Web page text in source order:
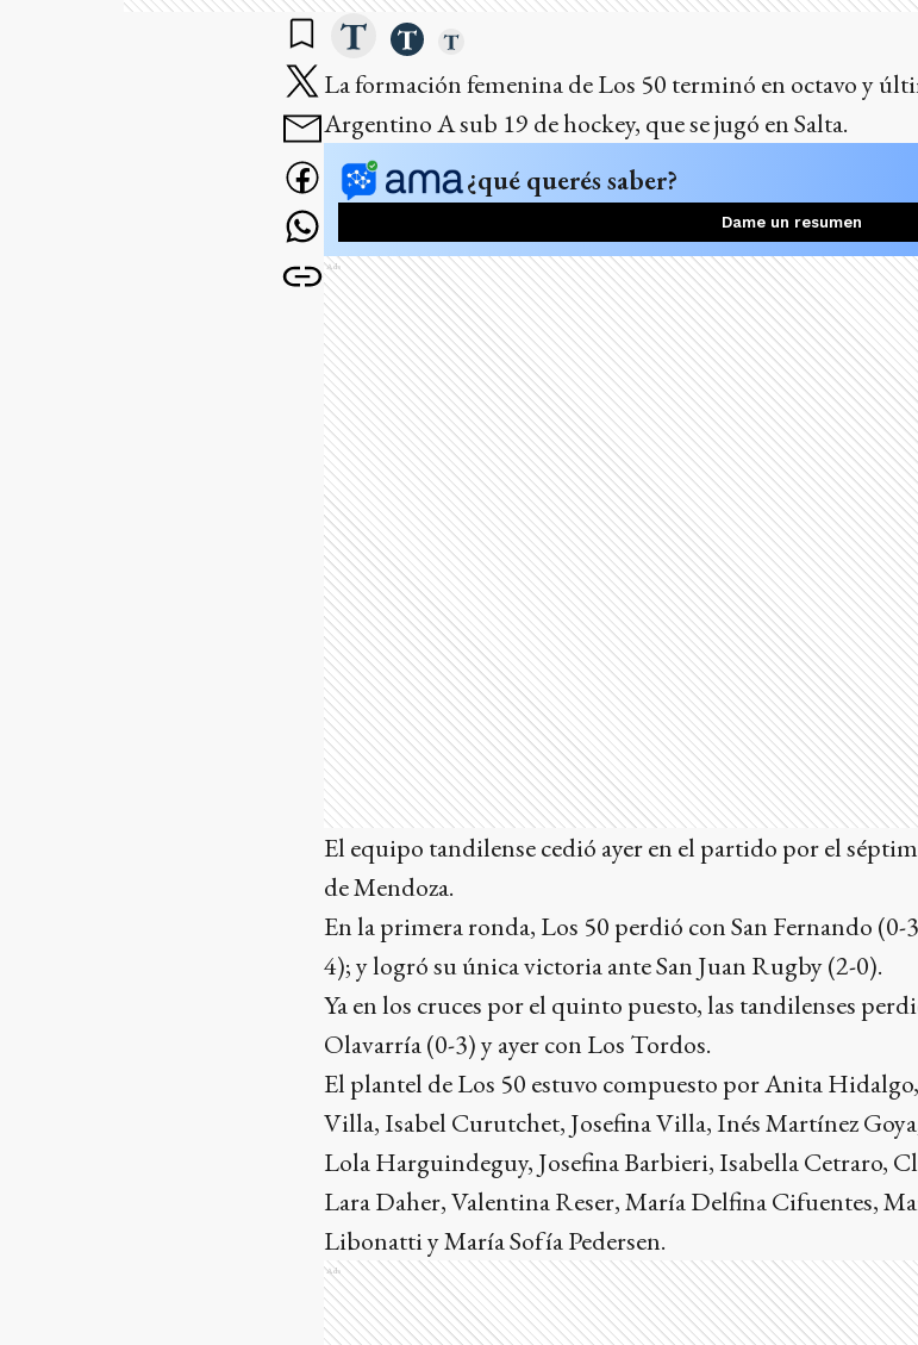
La formación femenina de Los 50 terminó en octavo y
Argentino A sub 19 de hockey, que se jugó en Salta.
¿qué querés saber?
Dame un resumen
Ads
El equipo tandilense cedió ayer en el partido por el
de Mendoza.
En la primera ronda, Los 50 perdió con San Fernando
4); y logró su única victoria ante San Juan Rugby (2-0).
Ya en los cruces por el quinto puesto, las tandilenses
Olavarría (0-3) y ayer con Los Tordos.
El plantel de Los 50 estuvo compuesto por Anita
Villa, Isabel Curutchet, Josefina Villa, Inés Martínez
Lola Harguindeguy, Josefina Barbieri, Isabella Cetraro,
Lara Daher, Valentina Reser, María Delfina Cifuentes,
Libonatti y María Sofía Pedersen.
Ads